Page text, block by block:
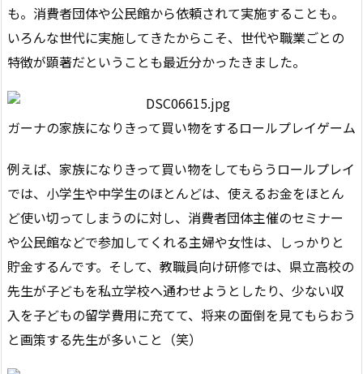
も。消費者団体や公民館から依頼されて実施することも。
いろんな世代に実施してきたからこそ、世代や職業ごとの
特徴が顕著だということも最近分かったきました。
ガーナの家族になりきって買い物をするロールプレイゲーム
例えば、家族になりきって買い物をしてもらうロールプレイ
では、小学生や中学生のほとんどは、使えるお金をほとん
ど使い切ってしまうのに対し、消費者団体主催のセミナー
や公民館などで参加してくれる主婦や女性は、しっかりと
貯金するんです。そして、教職員向け研修では、県立高校の
先生が子どもを私立学校へ通わせようとしたり、少ない収
入を子どもの留学費用に充てて、将来の面倒を見てもらおう
と画策する先生が多いこと（笑）